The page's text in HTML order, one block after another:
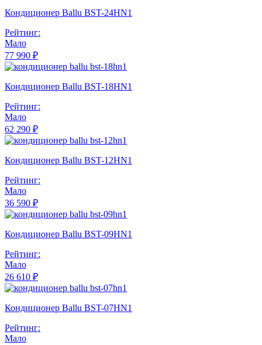
Кондиционер Ballu BST-24HN1
Рейтинг:
Мало
77 990 ₽
Кондиционер Ballu BST-18HN1
Рейтинг:
Мало
62 290 ₽
Кондиционер Ballu BST-12HN1
Рейтинг:
Мало
36 590 ₽
Кондиционер Ballu BST-09HN1
Рейтинг:
Мало
26 610 ₽
Кондиционер Ballu BST-07HN1
Рейтинг:
Мало